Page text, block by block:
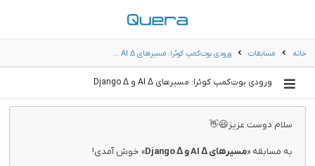
خانه مسابقات ورودی بوت‌کمپ کوئرا: مسیرهای AI Δ …
ورودی بوت‌کمپ کوئرا: مسیرهای AI Δ و Django Δ
سلام دوست عزیز😃👋
به مسابقه «مسیرهای AI Δ و Django Δ » خوش آمدی!